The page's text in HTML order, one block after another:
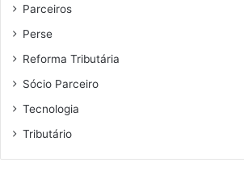
Parceiros
Perse
Reforma Tributária
Sócio Parceiro
Tecnologia
Tributário